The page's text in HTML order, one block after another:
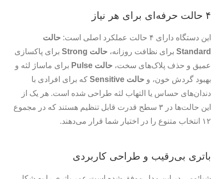
۴ حالت حرفه‌ای برای هر نیاز
این دستگاه دارای ۴ حالت عملکرد اصلی است:
حالت
Standard برای نظافت روزانه، حالت Strong
برای پاکسازی
عمیق و حذف پلاک‌های سخت، حالت Pulse
برای ماساژ لثه و
بهبود گردش خون، و حالت Sensitive
که برای افرادی با
دندان‌های حساس یا التهاب لثه طراحی شده است. هر یک از
این حالت‌ها در ۳ سطح قدرت قابل تنظیم هستند که در مجموع
۱۲ انتخاب متنوع را در اختیار شما قرار می‌دهند.
باتری بی‌رقیب و طراحی کاربردی